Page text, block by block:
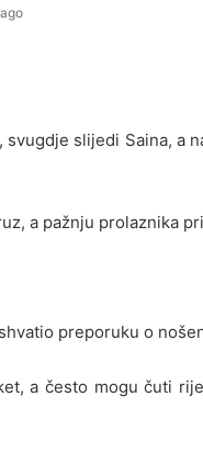
svugdje slijedi Saina,
a pažnju prolaznika
preporuku o
a često mogu čuti